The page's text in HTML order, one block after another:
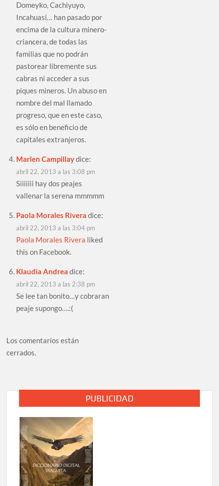
Domeyko, Cachiyuyo,
Incahuasi… han pasado por
encima de la cultura minero-
criancera, de todas las
familias que no podrán
pastorear libremente sus
cabras ni acceder a sus
piques mineros. Un abuso en
nombre del mal llamado
progreso, que en este caso,
es sólo en beneficio de
capitales extranjeros.
Marlen Campillaydice:
abril 22, 2013 a las 3:08 pm
Siiiiiii hay dos peajes
vallenar la serena mmmmm
Paola Morales Rivera dice:
abril 22, 2013 a las 3:04 pm
Paola Morales Rivera liked
this on Facebook.
Klaudia Andrea dice:
abril 22, 2013 a las 2:38 pm
Se lee tan bonito…y cobraran
peaje supongo….:(
Los comentarios están
cerrados.
PUBLICIDAD